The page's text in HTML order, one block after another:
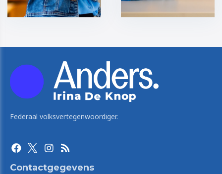
Federaal volksvertegenwoordiger.
Contactgegevens